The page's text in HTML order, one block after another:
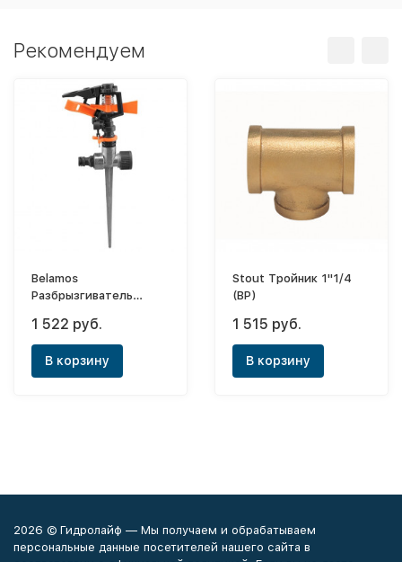
Рекомендуем
Belamos
Разбрызгиватель
пика
1 522 руб.
В корзину
Stout Тройник 1"1/4
(ВР)
1 515 руб.
В корзину
2026 © Гидролайф — Мы получаем и обрабатываем
персональные данные посетителей нашего сайта в